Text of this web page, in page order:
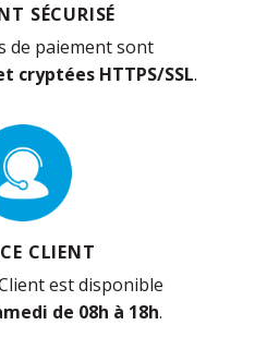
SÉCURISÉ
de paiement sont
cryptées HTTPS/SSL.
CLIENT
est disponible
de 08h à 18h.